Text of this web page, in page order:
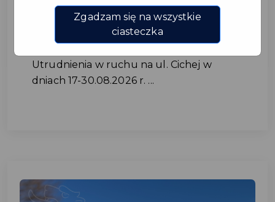
Cichej w dniach 17-
30.08.2026 r.
Utrudnienia w ruchu na ul. Cichej w
dniach 17-30.08.2026 r. ...
Zgadzam się na wszystkie
ciasteczka